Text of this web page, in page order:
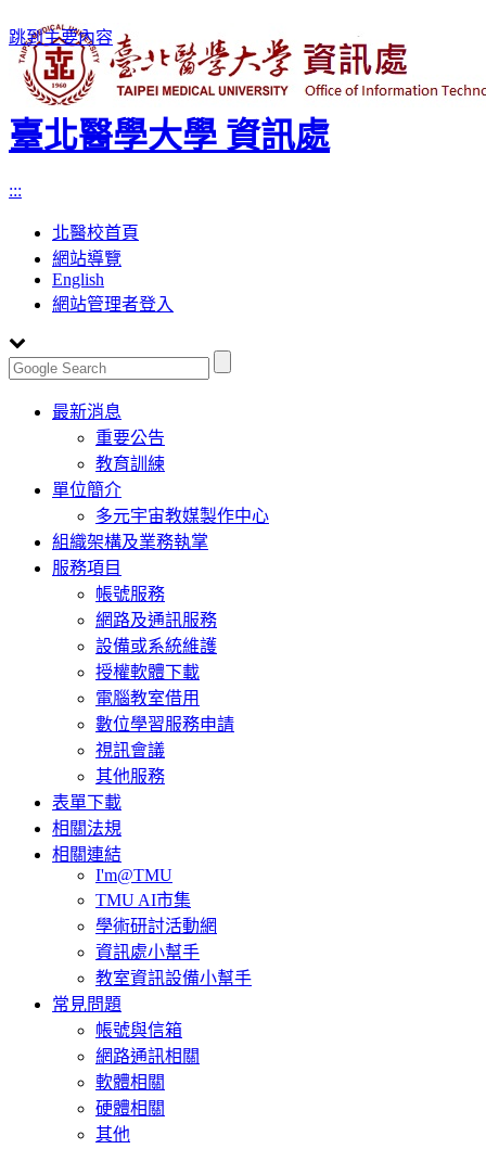
跳到主要內容
臺北醫學大學 資訊處
:::
北醫校首頁
網站導覽
English
網站管理者登入
Toggle
navigation
最新消息
重要公告
教育訓練
單位簡介
多元宇宙教媒製作中心
組織架構及業務執掌
服務項目
帳號服務
網路及通訊服務
設備或系統維護
授權軟體下載
電腦教室借用
數位學習服務申請
視訊會議
其他服務
表單下載
相關法規
相關連結
I'm@TMU
TMU AI市集
學術研討活動網
資訊處小幫手
教室資訊設備小幫手
常見問題
帳號與信箱
網路通訊相關
軟體相關
硬體相關
其他